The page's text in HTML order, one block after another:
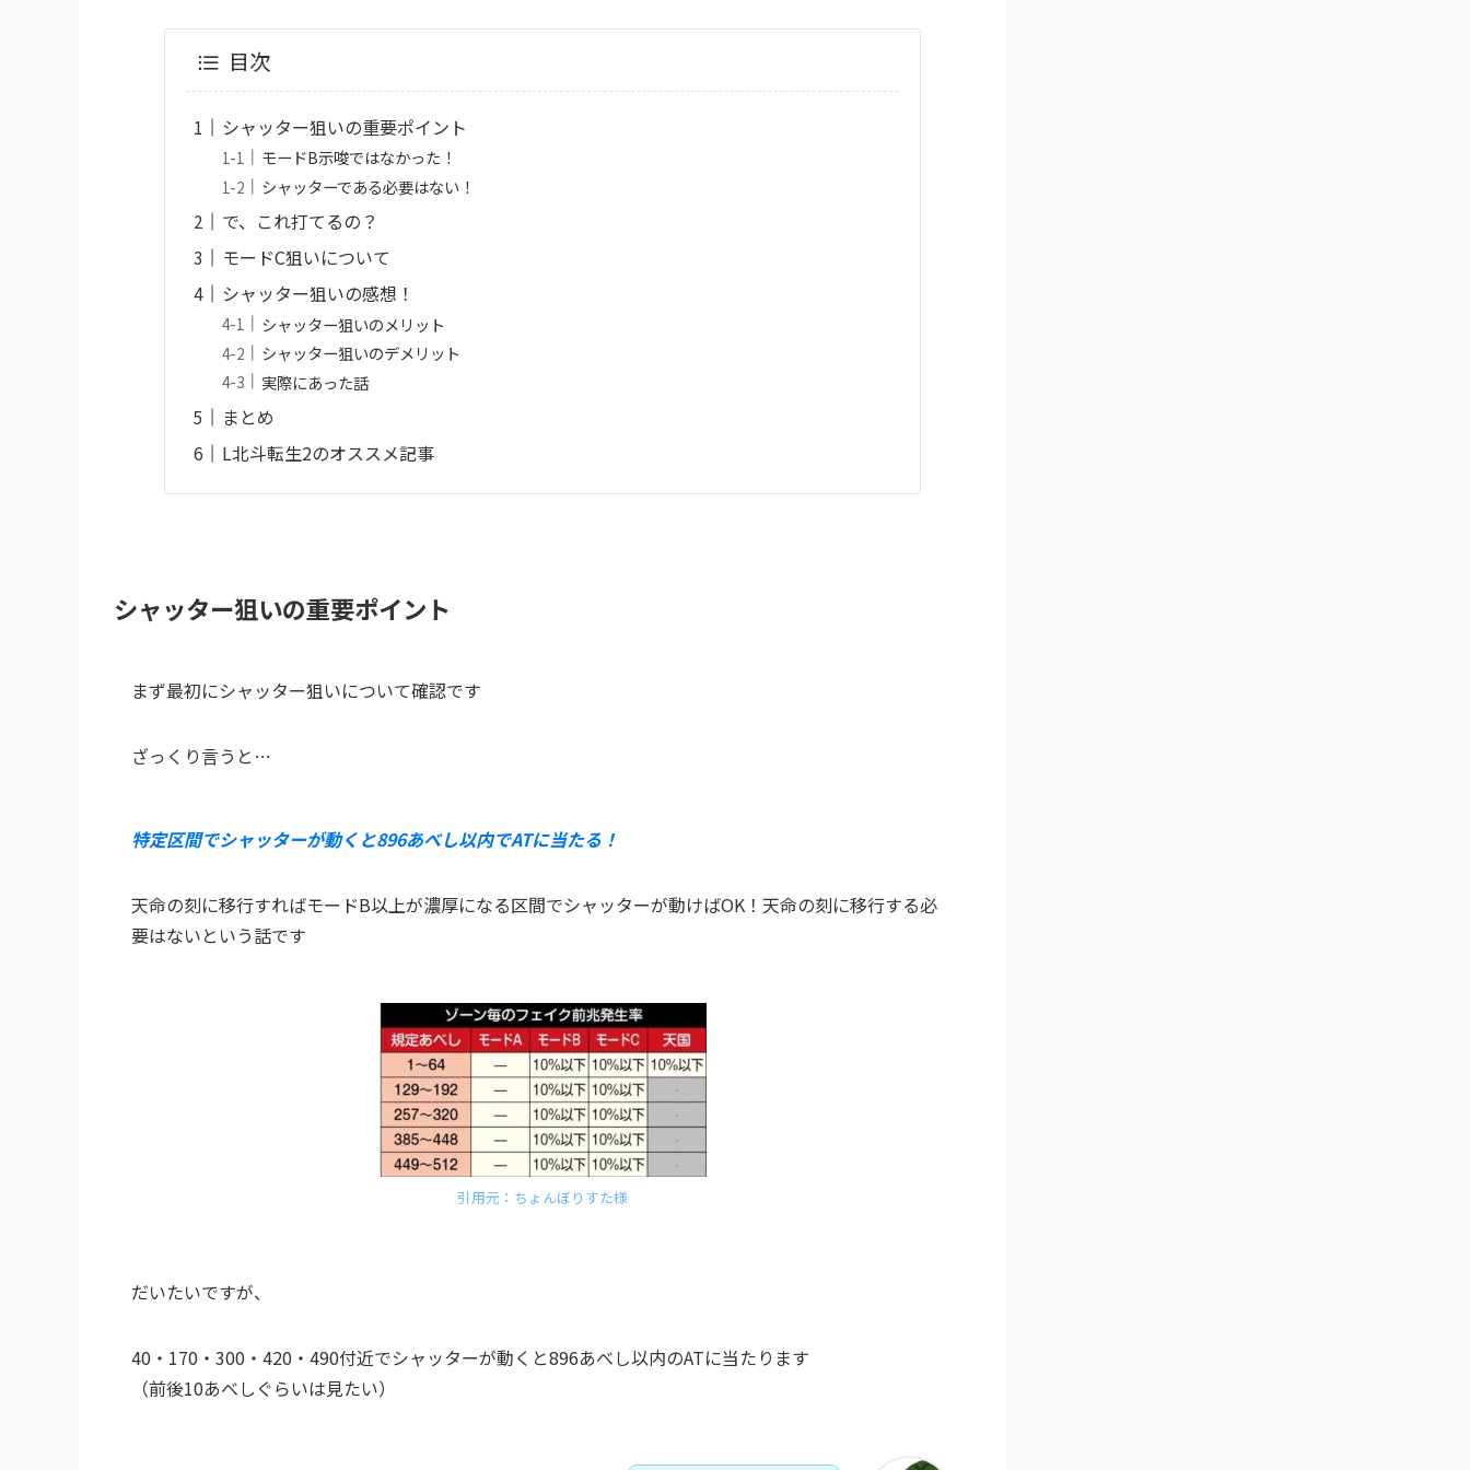
目次
シャッター狙いの重要ポイント
モードB示唆ではなかった！
シャッターである必要はない！
で、これ打てるの？
モードC狙いについて
シャッター狙いの感想！
シャッター狙いのメリット
シャッター狙いのデメリット
実際にあった話
まとめ
L北斗転生2のオススメ記事
シャッター狙いの重要ポイント
まず最初にシャッター狙いについて確認です
ざっくり言うと…
特定区間でシャッターが動くと896あべし以内でATに当たる！
天命の刻に移行すればモードB以上が濃厚になる区間でシャッターが動けばOK！天命の刻に移行する必
要はないという話です
引用元：ちょんぼりすた様
だいたいですが、
40・170・300・420・490付近でシャッターが動くと896あべし以内のATに当たります
（前後10あべしぐらいは見たい）